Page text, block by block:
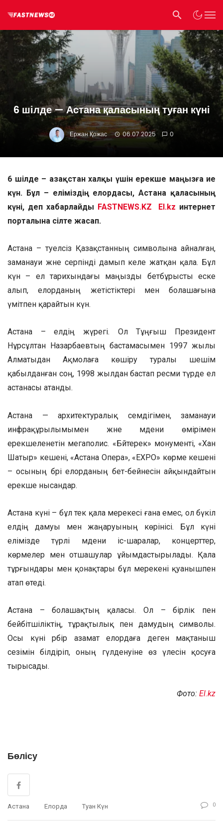
6 шілде — Астана қаласының туған күні
Ержан Қожас 06.07.2025 0
6 шілде ­– Қазақстан халқы үшін ерекше маңызға ие
күн. Бұл – еліміздің елордасы, Астана қаласының
күні, деп хабарлайды FASTNEWS.KZ El.kz интернет
порталына сілте жасап.
Астана – тәуелсіз Қазақстанның символына айналған,
заманауи және серпінді дамып келе жатқан қала. Бұл
күн – ел тарихындағы маңызды бетбұрысты еске
алып, елорданың жетістіктері мен болашағына
үмітпен қарайтын күн.
Астана – елдің жүрегі. Ол Тұңғыш Президент
Нұрсұлтан Назарбаевтың бастамасымен 1997 жылы
Алматыдан Ақмолаға көшіру туралы шешім
қабылданған соң, 1998 жылдан бастап ресми түрде ел
астанасы атанды.
Астана — архитектуралық әсемдігімен, заманауи
инфрақұрылымымен және мәдени өмірімен
ерекшеленетін мегаполис. «Бәйтерек» монументі, «Хан
Шатыр» кешені, «Астана Опера», «EXPO» көрме кешені
– осының бәрі елорданың бет-бейнесін айқындайтын
ерекше нысандар.
Астана күні – бұл тек қала мерекесі ғана емес, ол бүкіл
елдің дамуы мен жаңаруының көрінісі. Бұл күні
елімізде түрлі мәдени іс-шаралар, концерттер,
көрмелер мен отшашулар ұйымдастырылады. Қала
тұрғындары мен қонақтары бұл мерекені қуанышпен
атап өтеді.
Астана – болашақтың қаласы. Ол – бірлік пен
бейбітшіліктің, тұрақтылық пен дамудың символы.
Осы күні әрбір азамат елордаға деген мақтаныш
сезімін білдіріп, оның гүлденуіне өз үлесін қосуға
тырысады.
Фото: El.kz
Бөлісу
Астана Елорда Туған Күн 0